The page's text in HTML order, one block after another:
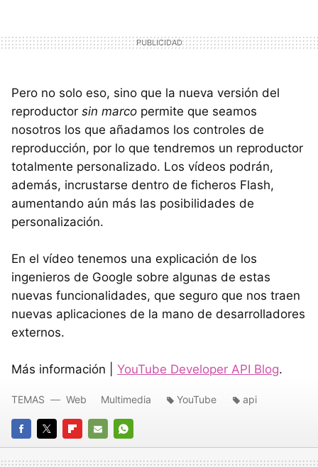
Pero no solo eso, sino que la nueva versión del
reproductor sin marco permite que seamos
nosotros los que añadamos los controles de
reproducción, por lo que tendremos un reproductor
totalmente personalizado. Los vídeos podrán,
además, incrustarse dentro de ficheros Flash,
aumentando aún más las posibilidades de
personalización.
En el vídeo tenemos una explicación de los
ingenieros de Google sobre algunas de estas
nuevas funcionalidades, que seguro que nos traen
nuevas aplicaciones de la mano de desarrolladores
externos.
Más información | YouTube Developer API Blog.
FACEBOOK
TWITTERFLIPBOARD
E-
WHATSAPP
TEMAS Web Multimedia YouTube api